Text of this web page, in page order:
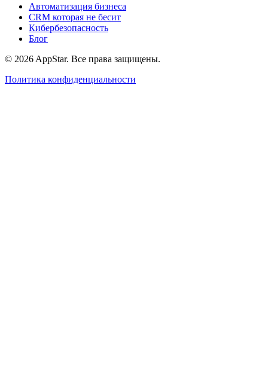
Автоматизация бизнеса
CRM которая не бесит
Кибербезопасность
Блог
© 2026 AppStar. Все права защищены.
Политика конфиденциальности